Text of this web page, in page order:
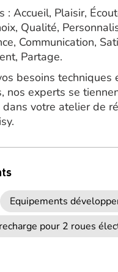
: Accueil, Plaisir,
Qualité,
Communication,
Partage.
besoins techniques
nos experts se
votre atelier de
Equipements
pour 2 roues